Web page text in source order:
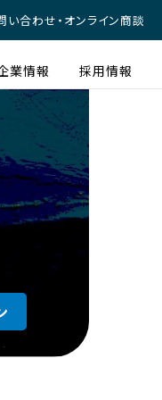
い合わせ・オンライン商談
業情報 採用情報